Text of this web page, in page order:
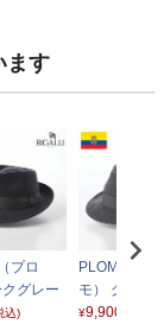
ます
プロ
グレー
込)
PLOMO（プ
モ） グレー
ジ
¥9,900